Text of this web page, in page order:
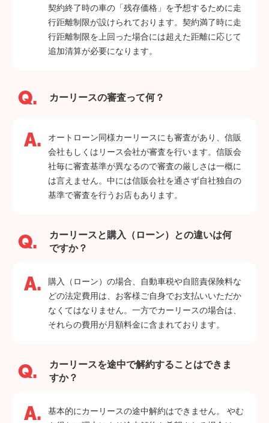
契約終了時の車の「残存価格」を予想するために走
行距離制限が設けられております。契約満了時に走
行距離制限を上回った場合には超えた距離に応じて
追加清算が必要になります。
カーリースの審査って何？
オートローン同様カーリースにも審査があり、信販
会社もしくはリース会社が審査を行います。信販会
社毎に審査基準が異なるので審査の厳しさは一概に
は言えません。中には信販会社を通さず自社独自の
基準で審査を行うお店もあります。
カーリースと購入（ローン）との違いは何
ですか？
購入（ローン）の場合、自動車税や自賠責保険料な
どの法定費用は、お客様ご自身でお支払いいただか
なくてはなりません。一方でカーリースの場合は、
それらの費用が月額料金に含まれております。
カーリースを途中で解約することはできま
すか？
基本的にカーリースの途中解約はできません。 やむ